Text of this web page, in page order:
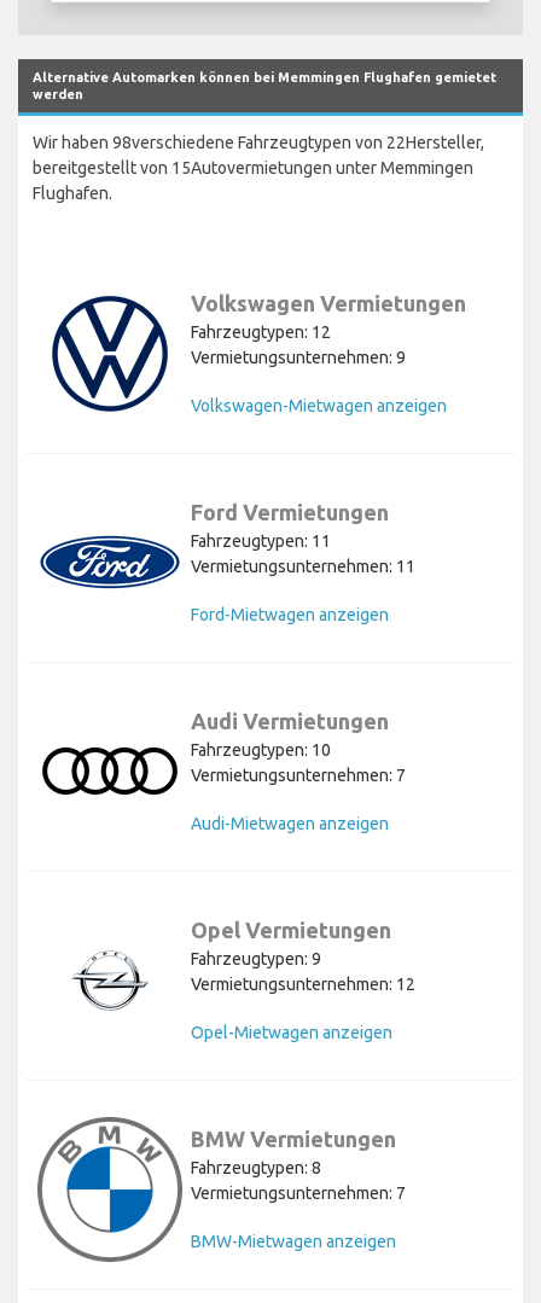
Alternative Automarken können bei Memmingen Flughafen gemietet
werden
Wir haben 98verschiedene Fahrzeugtypen von 22Hersteller,
bereitgestellt von 15Autovermietungen unter Memmingen
Flughafen.
Volkswagen Vermietungen
Fahrzeugtypen: 12
Vermietungsunternehmen: 9
Volkswagen-Mietwagen anzeigen
Ford Vermietungen
Fahrzeugtypen: 11
Vermietungsunternehmen: 11
Ford-Mietwagen anzeigen
Audi Vermietungen
Fahrzeugtypen: 10
Vermietungsunternehmen: 7
Audi-Mietwagen anzeigen
Opel Vermietungen
Fahrzeugtypen: 9
Vermietungsunternehmen: 12
Opel-Mietwagen anzeigen
BMW Vermietungen
Fahrzeugtypen: 8
Vermietungsunternehmen: 7
BMW-Mietwagen anzeigen